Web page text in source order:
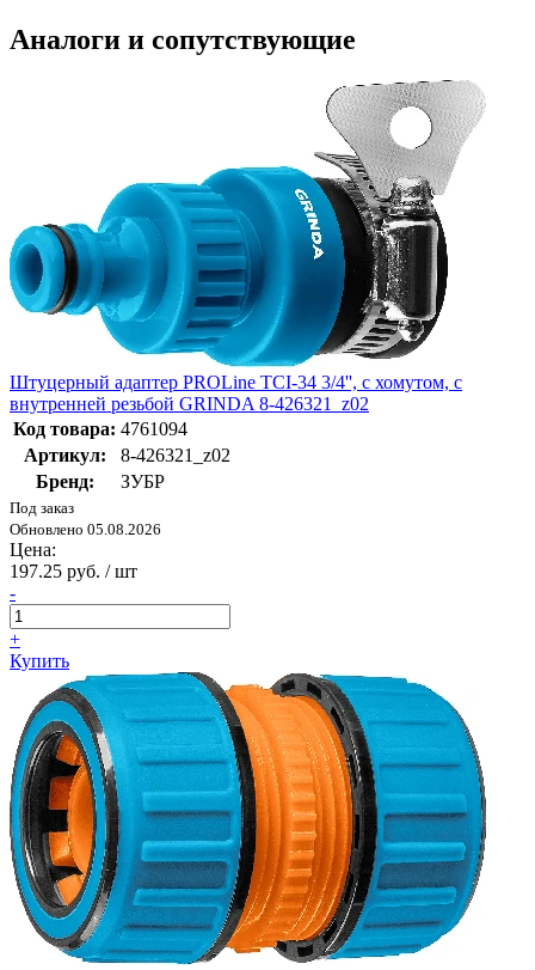
Аналоги и сопутствующие
Штуцерный адаптер PROLine TСI-34 3/4'', с хомутом, с
внутренней резьбой GRINDA 8-426321_z02
Код товара: 4761094
Артикул:
8-426321_z02
Бренд:
ЗУБР
Под заказ
Обновлено 05.08.2026
Цена:
197.25 руб. / шт
-
+
Купить